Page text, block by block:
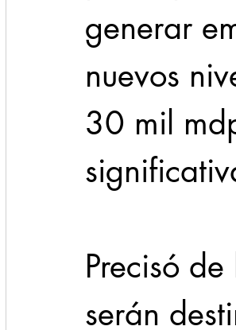
generar
nuevos
30 mil
Precisó
serán